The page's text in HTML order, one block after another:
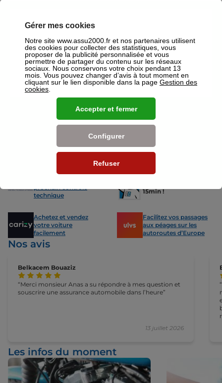
Nos offres pour les particuliers
Assurance Auto
Des tarifs adaptés à tous les profils
de conducteurs. Jeunes permis,
des solutions pour chacun.
prochain contrôle
technique
15min !
Achetez et vendez
votre voiture
facilement
Facilitez vos passages
aux péages sur les
autoroutes d’Europe
Nos avis
Belkacem Bouaziz
13 juillet 2026
Merci monsieur Anas a su répondre à mes question et
souscrire une assurance automobile dans l’heure
Les infos du moment
Gérer mes cookies
Notre site www.assu2000.fr et nos partenaires utilisent
des cookies pour collecter des statistiques, vous
proposer de la publicité personnalisée et vous
permettre de partager du contenu sur les réseaux
sociaux. Nous conservons votre choix pendant 13
mois. Vous pouvez changer d’avis à tout moment en
cliquant sur le lien disponible dans la page Gestion des
cookies
Refuser
Configurer
Accepter et fermer